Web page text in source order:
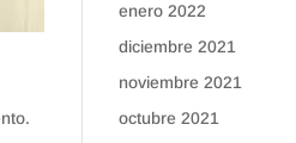
enero 2022
diciembre 2021
noviembre 2021
octubre 2021